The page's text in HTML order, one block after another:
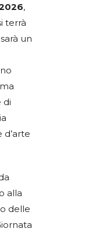
,
terrà
un
di
d’arte
alla
delle